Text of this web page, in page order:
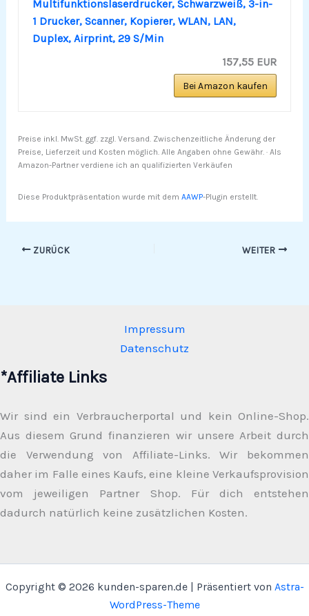
Multifunktionslaserdrucker, Schwarzweiß, 3-in-
1 Drucker, Scanner, Kopierer, WLAN, LAN,
Duplex, Airprint, 29 S/Min
157,55 EUR
Bei Amazon kaufen
Preise inkl. MwSt. ggf. zzgl. Versand. Zwischenzeitliche Änderung der
Preise, Lieferzeit und Kosten möglich. Alle Angaben ohne Gewähr. · Als
Amazon-Partner verdiene ich an qualifizierten Verkäufen
Diese Produktpräsentation wurde mit demAAWP-Plugin erstellt.
ZURÜCK WEITER
Impressum
Datenschutz
*Affiliate Links
Wir sind ein Verbraucherportal und kein Online-Shop.
Aus diesem Grund finanzieren wir unsere Arbeit durch
die Verwendung von Affiliate-Links. Wir bekommen
daher im Falle eines Kaufs, eine kleine Verkaufsprovision
vom jeweiligen Partner Shop. Für dich entstehen
dadurch natürlich keine zusätzlichen Kosten.
Copyright © 2026 kunden-sparen.de | Präsentiert von Astra-
WordPress-Theme